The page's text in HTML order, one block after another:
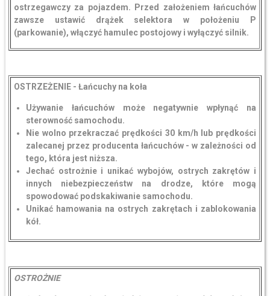
ostrzegawczy za pojazdem. Przed założeniem łańcuchów
zawsze ustawić drążek selektora w położeniu P
(parkowanie), włączyć hamulec postojowy i wyłączyć silnik.
OSTRZEŻENIE - Łańcuchy na koła
Używanie łańcuchów może negatywnie wpłynąć na
sterowność samochodu.
Nie wolno przekraczać prędkości 30 km/h lub prędkości
zalecanej przez producenta łańcuchów - w zależności od
tego, która jest niższa.
Jechać ostrożnie i unikać wybojów, ostrych zakrętów i
innych niebezpieczeństw na drodze, które mogą
spowodować podskakiwanie samochodu.
Unikać hamowania na ostrych zakrętach i zablokowania
kół.
OSTROŻNIE